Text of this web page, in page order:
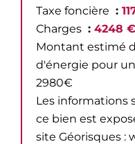
Taxe foncière
Charges
4248
Montant estimé
d'énergie pour
2980€
Les informations
ce bien est
site Géorisques :